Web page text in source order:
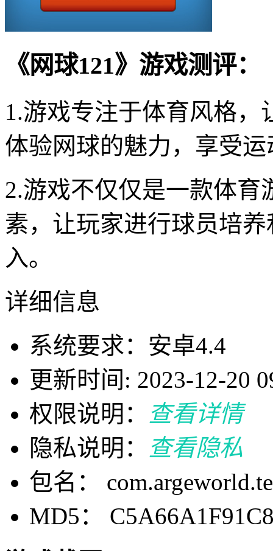
《网球121》游戏测评：
1.游戏专注于体育风格
体验网球的魅力，享受
2.游戏不仅仅是一款体育
素，让玩家进行球员培
入。
详细信息
系统要求：安卓4.4
更新时间: 2023-12-20
权限说明：
查看详情
隐私说明：
查看隐私
包名：
MD5：